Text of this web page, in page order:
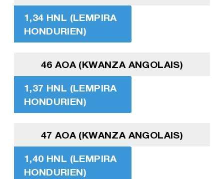
1,34 HNL (LEMPIRA
HONDURIEN)
46 AOA (KWANZA ANGOLAIS)
1,37 HNL (LEMPIRA
HONDURIEN)
47 AOA (KWANZA ANGOLAIS)
1,40 HNL (LEMPIRA
HONDURIEN)